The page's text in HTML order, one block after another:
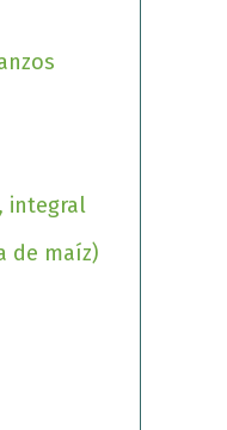
integral
de maíz)